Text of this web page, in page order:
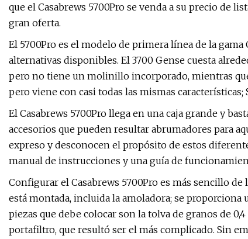
que el Casabrews 5700Pro se venda a su precio de
gran oferta.
El 5700Pro es el modelo de primera línea de la
alternativas disponibles. El 3700 Gense cuesta
pero no tiene un molinillo incorporado, mientras
pero viene con casi todas las mismas características;
El Casabrews 5700Pro llega en una caja grande y
accesorios que pueden resultar abrumadores para
expreso y desconocen el propósito de estos
manual de instrucciones y una guía de
Configurar el Casabrews 5700Pro es más sencillo
está montada, incluida la amoladora; se proporciona
piezas que debe colocar son la tolva de granos de
portafiltro, que resultó ser el más complicado. Sin